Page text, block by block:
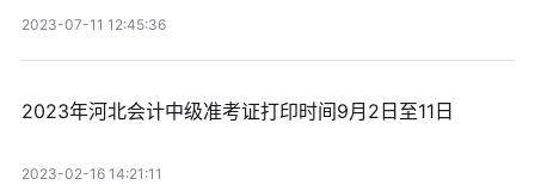
2023-07-11 12:45:36
2023年河北会计中级准考证打印时间9月2日至11日
2023-02-16 14:21:11